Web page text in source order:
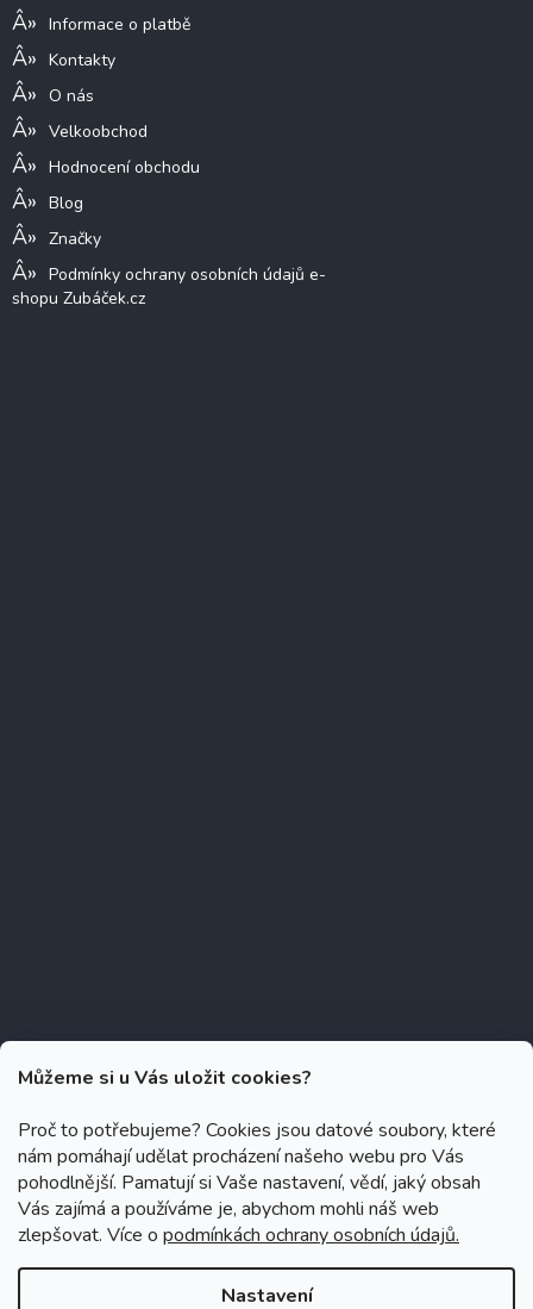
Můžeme si u Vás uložit cookies?
Proč to potřebujeme? Cookies jsou datové soubory, které
nám pomáhají udělat procházení našeho webu pro Vás
pohodlnější. Pamatují si Vaše nastavení, vědí, jaký obsah
Vás zajímá a používáme je, abychom mohli náš web
zlepšovat. Více o podmínkách ochrany osobních údajů.
Nastavení
Informace o platbě
Kontakty
O nás
Velkoobchod
Hodnocení obchodu
Blog
Značky
Podmínky ochrany osobních údajů e-
shopu Zubáček.cz
Copyright 2026 Zubáček.cz . Všechna práva vyhrazena.
Upravit
nastavení cookies
Grafický návrh vytvořil a na Shoptet implementoval Tomáš Hlad
Shoptetak.cz.